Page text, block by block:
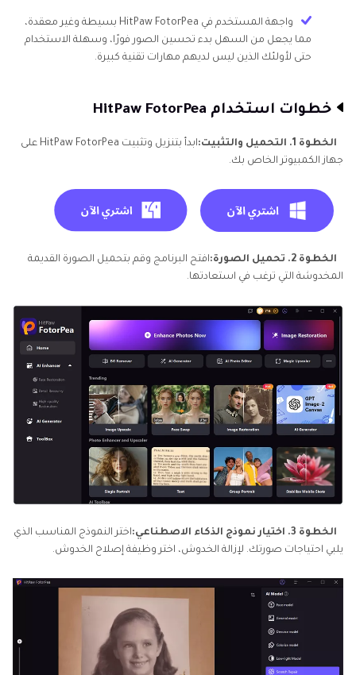
واجهة المستخدم في HitPaw FotorPea بسيطة وغير معقدة،
مما يجعل من السهل بدء تحسين الصور فورًا، وسهلة الاستخدام
حتى لأولئك الذين ليس لديهم مهارات تقنية كبيرة.
خطوات استخدام HitPaw FotorPea
الخطوة 1. التحميل والتثبيت:
ابدأ بتنزيل وتثبيت HitPaw FotorPea على
جهاز الكمبيوتر الخاص بك.
الخطوة 2. تحميل الصورة:
افتح البرنامج وقم بتحميل الصورة القديمة
المخدوشة التي ترغب في استعادتها.
الخطوة 3. اختيار نموذج الذكاء الاصطناعي:
اختر النموذج المناسب الذي
يلبي احتياجات صورتك. لإزالة الخدوش، اختر وظيفة إصلاح الخدوش.